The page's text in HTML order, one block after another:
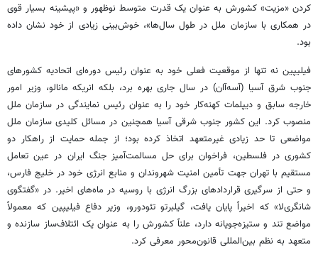
کردن «مزیت» کشورش به عنوان یک قدرت متوسط نوظهور و «پیشینه بسیار قوی
در همکاری با سازمان ملل در طول سال‌ها»، خوش‌بینی زیادی از خود نشان داده
بود.
فیلیپین نه تنها از موقعیت فعلی خود به عنوان رئیس دوره‌ای اتحادیه کشورهای
جنوب شرق آسیا (آسه‌آان) در سال جاری بهره برد، بلکه انریکه مانالو، وزیر امور
خارجه سابق و دیپلمات کهنه‌کار خود را به عنوان رئیس نمایندگی در سازمان ملل
منصوب کرد. این کشور جنوب شرقی آسیا همچنین در مسائل کلیدی سازمان ملل
مواضعی تا حد زیادی غیرمتعهد اتخاذ کرده بود؛ از جمله حمایت از راهکار دو
کشوری در فلسطین، فراخوان برای حل مسالمت‌آمیز جنگ ایران در عین تعامل
مستقیم با تهران جهت تأمین امنیت شهروندان و منابع انرژی خود در خلیج فارس،
و حتی از سرگیری قراردادهای بزرگ انرژی با روسیه در ماه‌های اخیر. در «گفتگوی
شانگری‌لا» که اخیراً پایان یافت، گیلبرتو تئودورو، وزیر دفاع فیلیپین که معمولاً
مواضع تند و ستیزه‌جویانه دارد، علناً کشورش را به عنوان یک ائتلاف‌ساز سازنده و
متعهد به نظم بین‌المللی قانون‌محور معرفی کرد.